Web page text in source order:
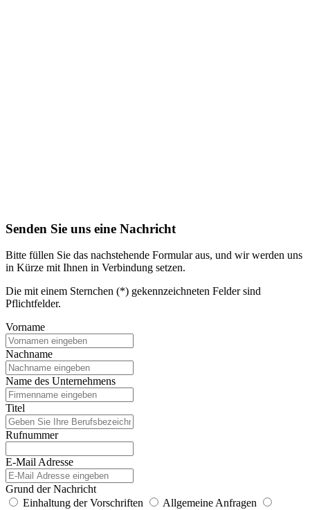
Senden Sie uns eine Nachricht
Bitte füllen Sie das nachstehende Formular aus, und wir werden uns
in Kürze mit Ihnen in Verbindung setzen.
Die mit einem Sternchen (*) gekennzeichneten Felder sind
Pflichtfelder.
Vorname
Nachname
Name des Unternehmens
Titel
Rufnummer
E-Mail Adresse
Grund der Nachricht
Einhaltung der Vorschriften
Allgemeine Anfragen